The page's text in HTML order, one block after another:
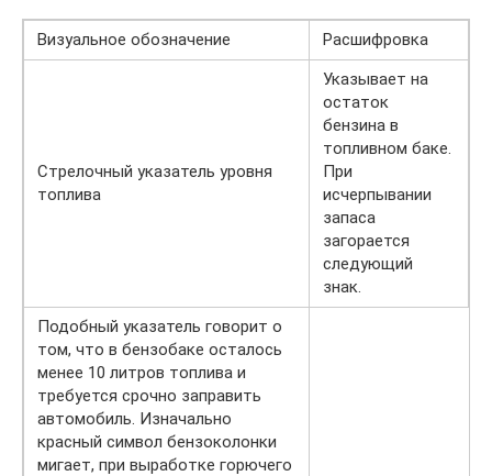
Визуальное обозначение Расшифровка
Стрелочный указатель уровня
топлива
Указывает на
остаток
бензина в
топливном баке.
При
исчерпывании
запаса
загорается
следующий
знак.
Подобный указатель говорит о
том, что в бензобаке осталось
менее 10 литров топлива и
требуется срочно заправить
автомобиль. Изначально
красный символ бензоколонки
мигает, при выработке горючего